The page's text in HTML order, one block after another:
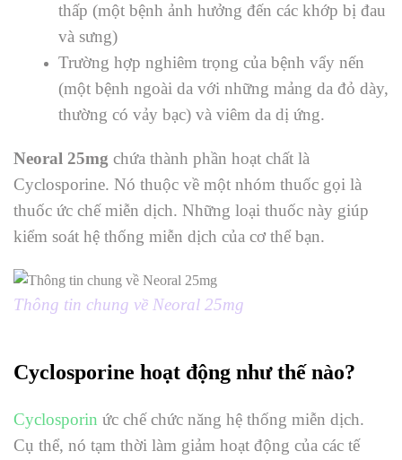
thấp (một bệnh ảnh hưởng đến các khớp bị đau
và sưng)
Trường hợp nghiêm trọng của bệnh vẩy nến
(một bệnh ngoài da với những mảng da đỏ dày,
thường có vảy bạc) và viêm da dị ứng.
Neoral 25mg chứa thành phần hoạt chất là
Cyclosporine. Nó thuộc về một nhóm thuốc gọi là
thuốc ức chế miễn dịch. Những loại thuốc này giúp
kiểm soát hệ thống miễn dịch của cơ thể bạn.
Thông tin chung về Neoral 25mg
Cyclosporine hoạt động như thế nào?
Cyclosporin ức chế chức năng hệ thống miễn dịch.
Cụ thể, nó tạm thời làm giảm hoạt động của các tế